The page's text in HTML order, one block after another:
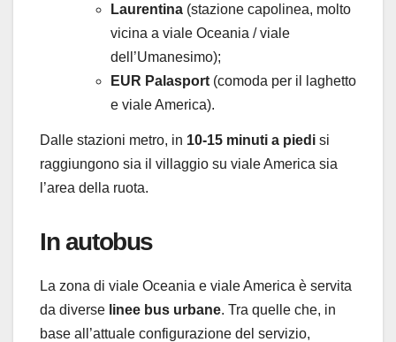
Laurentina (stazione capolinea, molto
vicina a viale Oceania / viale
dell’Umanesimo);
EUR Palasport (comoda per il laghetto
e viale America).
Dalle stazioni metro, in 10-15 minuti a piedi si
raggiungono sia il villaggio su viale America sia
l’area della ruota.
In autobus
La zona di viale Oceania e viale America è servita
da diverse linee bus urbane. Tra quelle che, in
base all’attuale configurazione del servizio,